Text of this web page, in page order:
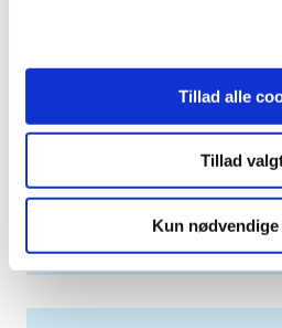
Tillad alle
Tillad
Kun
Sikkerhedsmeddelelser om
(med søgefunktion)